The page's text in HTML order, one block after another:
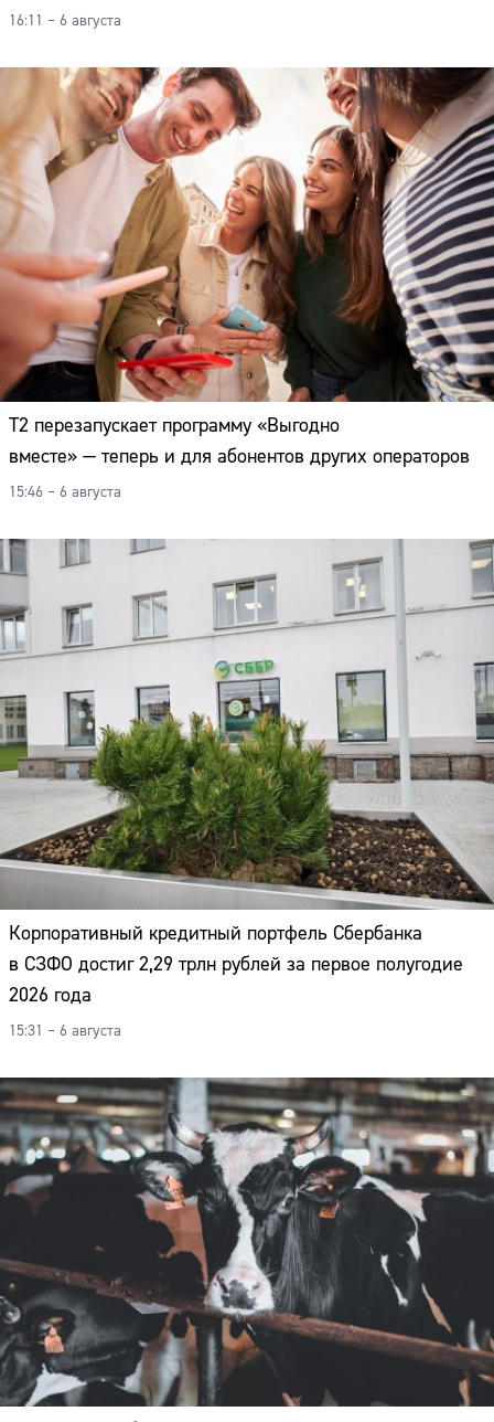
16:11 – 6 августа
Т2 перезапускает программу «Выгодно
вместе» — теперь и для абонентов других операторов
15:46 – 6 августа
Корпоративный кредитный портфель Сбербанка
в СЗФО достиг 2,29 трлн рублей за первое полугодие
2026 года
15:31 – 6 августа